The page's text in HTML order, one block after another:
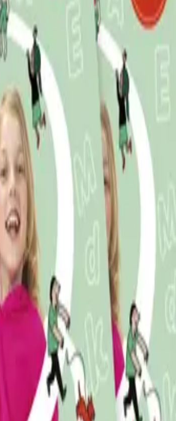
gjennom utforsking og samarbeid.
språklige minoriteter i LK20.
delta i sosiale fellesskap og i ordinær
faglige, språklige og kulturelle erfaringer
Norsk start 3–4følger i hovedsak
til nivå 2 i læreplanen, vil